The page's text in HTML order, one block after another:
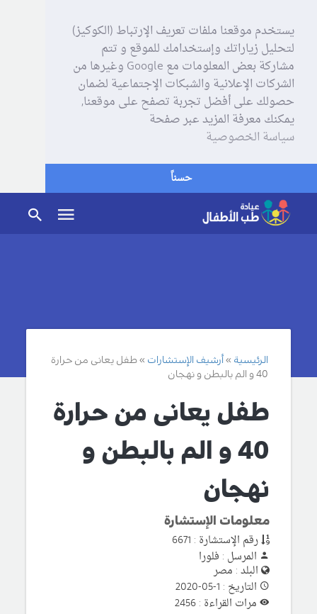
يستخدم موقعنا ملفات تعريف الإرتباط (الكوكيز)
لتحليل زياراتك وإستخدامك للموقع و تتم
مشاركة بعض المعلومات مع Google وغيرها من
الشركات الإعلانية والشبكات الإجتماعية لضمان
حصولك على أفضل تجربة تصفح على موقعنا,
يمكنك معرفة المزيد عبر صفحة
سياسة الخصوصية
حسناً
الرئيسية أرشيف الإستشارات
طفل يعانى من حرارة
40 و الم بالبطن و نهجان
طفل يعانى من حرارة
40 و الم بالبطن و
نهجان
معلومات الإستشارة
رقم الإستشارة : 6671
المرسل : فلورا
البلد : مصر
التاريخ : 1-05-2020
مرات القراءة : 2456